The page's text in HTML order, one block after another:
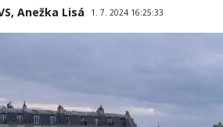
, Anežka Lisá 1. 7. 2024 16:25:33